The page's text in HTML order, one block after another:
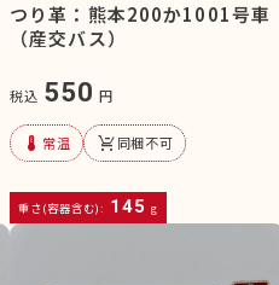
つり革：熊本200か1001号車
（産交バス）
税込 550 円
device_thermostat 常温 remove_shopping_cart同梱不可
重さ(容器含む): 145 g